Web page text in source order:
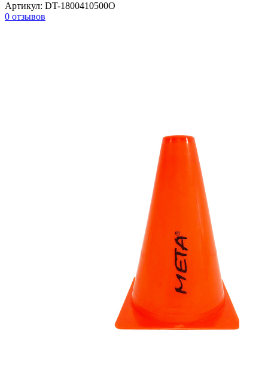
Артикул: DT-1800410500O
0 отзывов